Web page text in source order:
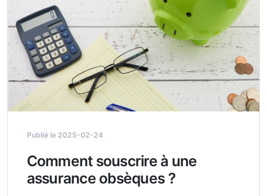
Publié le 2025-02-24
Comment souscrire à une
assurance obsèques ?